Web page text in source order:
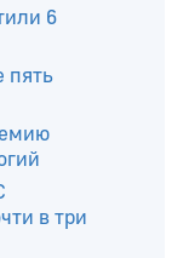
6
пять
в три